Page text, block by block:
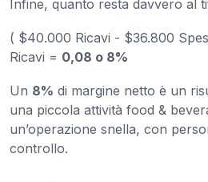
Infine, quanto resta davvero al
( $40.000 Ricavi - $36.800
Ricavi = 0,08 o 8%
Un 8% di margine netto è un
una piccola attività food &
un’operazione snella, con
controllo.